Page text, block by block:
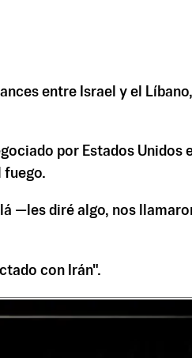
entre Israel y el
por Estados Unidos
fuego.
—les diré algo, nos
con Irán".